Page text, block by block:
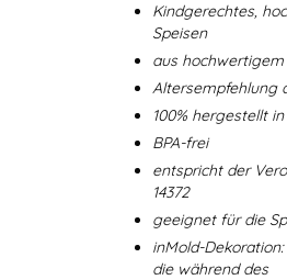
Kindgerechtes,
Speisen
aus
Altersempfehlung
100% hergestellt
BPA-frei
entspricht der
14372
geeignet für die
inMold-
die während des